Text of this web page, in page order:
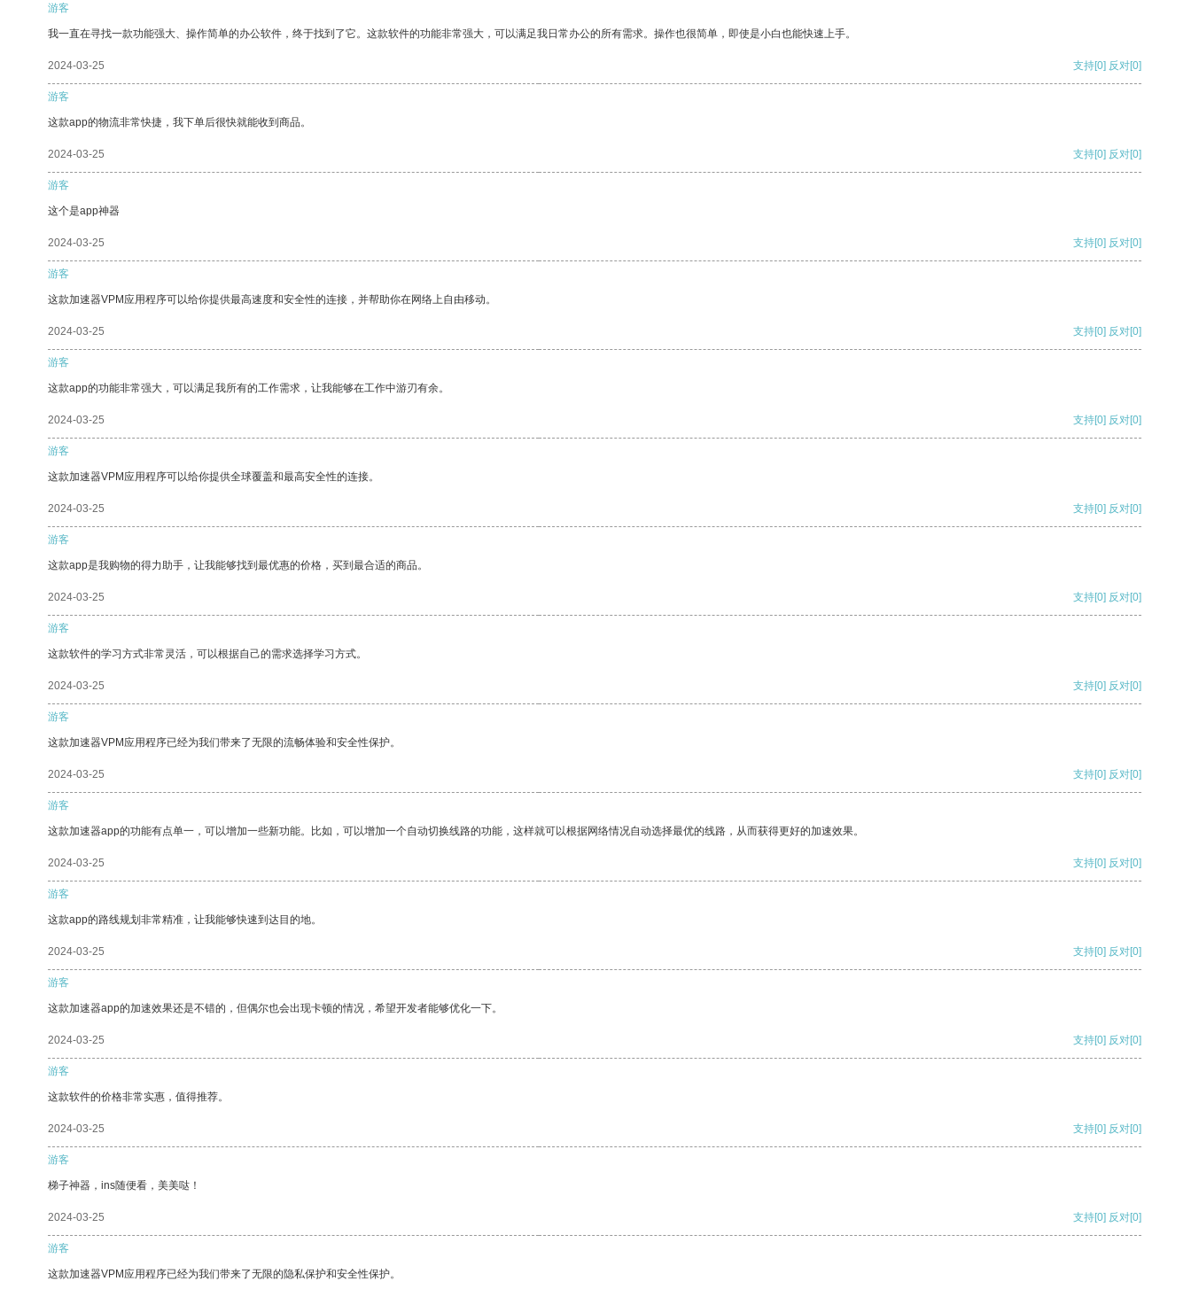
游客
我一直在寻找一款功能强大、操作简单的办公软件，终于找到了它。这款软件的功能非常强大，可以满足我日常办公的所有需求。操作也很简单，即使是小白也能快速上手。
2024-03-25 支持[0] 反对[0]
游客
这款app的物流非常快捷，我下单后很快就能收到商品。
2024-03-25 支持[0] 反对[0]
游客
这个是app神器
2024-03-25 支持[0] 反对[0]
游客
这款加速器VPM应用程序可以给你提供最高速度和安全性的连接，并帮助你在网络上自由移动。
2024-03-25 支持[0] 反对[0]
游客
这款app的功能非常强大，可以满足我所有的工作需求，让我能够在工作中游刃有余。
2024-03-25 支持[0] 反对[0]
游客
这款加速器VPM应用程序可以给你提供全球覆盖和最高安全性的连接。
2024-03-25 支持[0] 反对[0]
游客
这款app是我购物的得力助手，让我能够找到最优惠的价格，买到最合适的商品。
2024-03-25 支持[0] 反对[0]
游客
这款软件的学习方式非常灵活，可以根据自己的需求选择学习方式。
2024-03-25 支持[0] 反对[0]
游客
这款加速器VPM应用程序已经为我们带来了无限的流畅体验和安全性保护。
2024-03-25 支持[0] 反对[0]
游客
这款加速器app的功能有点单一，可以增加一些新功能。比如，可以增加一个自动切换线路的功能，这样就可以根据网络情况自动选择最优的线路，从而获得更好的加速效果。
2024-03-25 支持[0] 反对[0]
游客
这款app的路线规划非常精准，让我能够快速到达目的地。
2024-03-25 支持[0] 反对[0]
游客
这款加速器app的加速效果还是不错的，但偶尔也会出现卡顿的情况，希望开发者能够优化一下。
2024-03-25 支持[0] 反对[0]
游客
这款软件的价格非常实惠，值得推荐。
2024-03-25 支持[0] 反对[0]
游客
梯子神器，ins随便看，美美哒！
2024-03-25 支持[0] 反对[0]
游客
这款加速器VPM应用程序已经为我们带来了无限的隐私保护和安全性保护。